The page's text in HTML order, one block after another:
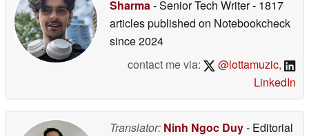
Sharma- Senior Tech Writer- 1817
articles published on Notebookcheck
since 2024
contact me via:
@lottamuzic,
LinkedIn
Translator: Ninh Ngoc Duy- Editorial